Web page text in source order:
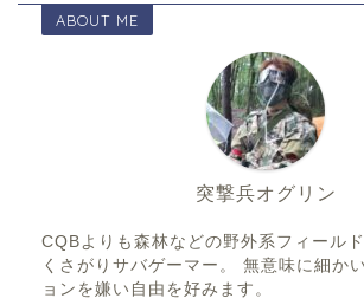
ABOUT ME
突撃兵オグリン
CQBよりも森林などの野外系フィール
くさがりサバゲーマー。 無意味に細か
ョンを嫌い自由を好みます。